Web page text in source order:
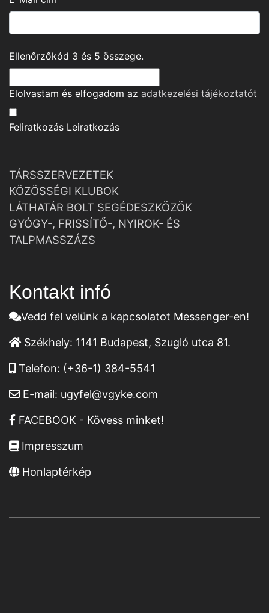
Ellenőrzőkód 3 és 5 összege.
Elolvastam és elfogadom az adatkezelési tájékoztatót
Feliratkozás Leiratkozás
TÁRSSZERVEZETEK
KÖZÖSSÉGI KLUBOK
LÁTHATÁR BOLT SEGÉDESZKÖZÖK
GYÓGY-, FRISSÍTŐ-, NYIROK- ÉS
TALPMASSZÁZS
Kontakt infó
Vedd fel velünk a kapcsolatot Messenger-en!
Székhely: 1141 Budapest, Szugló utca 81.
Telefon: (+36-1) 384-5541
E-mail: ugyfel@vgyke.com
FACEBOOK - Kövess minket!
Impresszum
Honlaptérkép